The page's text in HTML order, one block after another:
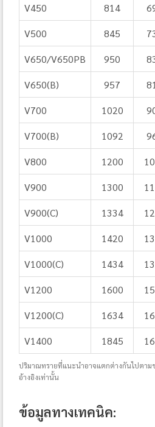
V450
814
V500
845
V650/V650PB
950
V650(B)
957
V700
1020
V700(B)
1092
V800
1200
V900
1300
V900(C)
1334
V1000
1420
V1000(C)
1434
V1200
1600
V1200(C)
1634
V1400
1845
ปริมาณทรายที่แนะนำอาจแตกต่างกันไปตาม
อ้างอิงเท่านั้น
ข้อมูลทางเทคนิค: